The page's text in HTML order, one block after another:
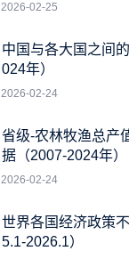
2026-02-25
中国与各大国之间
024年）
2026-02-24
省级-农林牧渔总产
据（2007-2024年）
2026-02-24
世界各国经济政策
5.1-2026.1）